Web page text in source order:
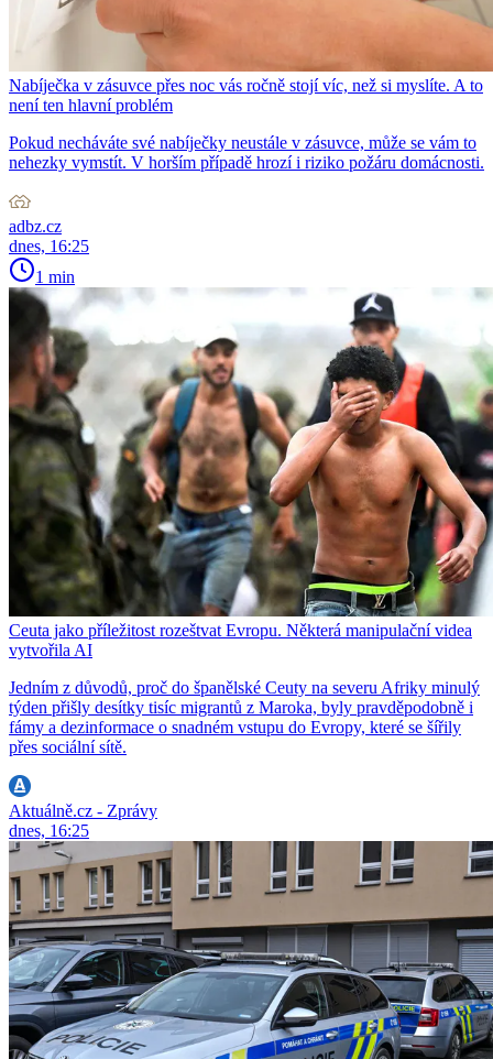
Nabíječka v zásuvce přes noc vás ročně stojí víc, než si myslíte. A to
není ten hlavní problém
Pokud necháváte své nabíječky neustále v zásuvce, může se vám to
nehezky vymstít. V horším případě hrozí i riziko požáru domácnosti.
adbz.cz
dnes, 16:25
1 min
Ceuta jako příležitost rozeštvat Evropu. Některá manipulační videa
vytvořila AI
Jedním z důvodů, proč do španělské Ceuty na severu Afriky minulý
týden přišly desítky tisíc migrantů z Maroka, byly pravděpodobně i
fámy a dezinformace o snadném vstupu do Evropy, které se šířily
přes sociální sítě.
Aktuálně.cz - Zprávy
dnes, 16:25